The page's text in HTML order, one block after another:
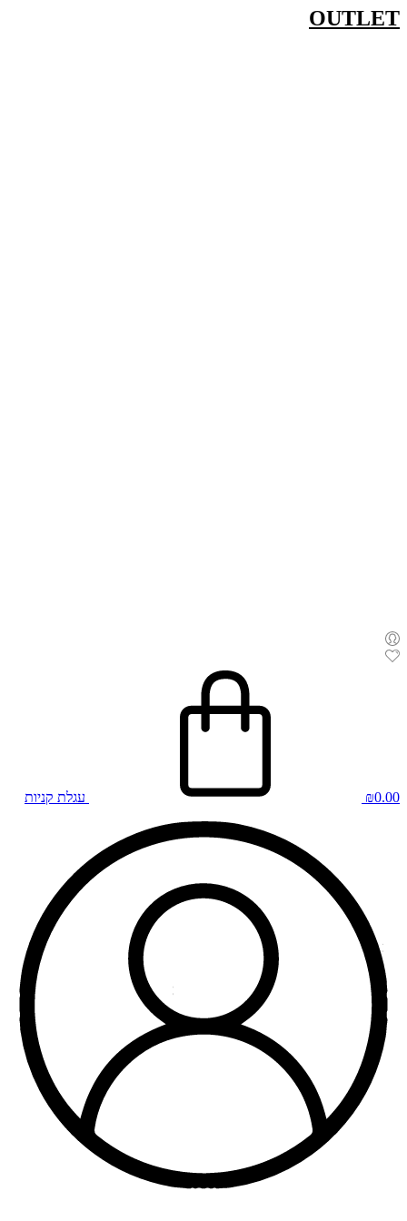
דלג
לתוכן
OUTLET
₪0.00 עגלת קניות